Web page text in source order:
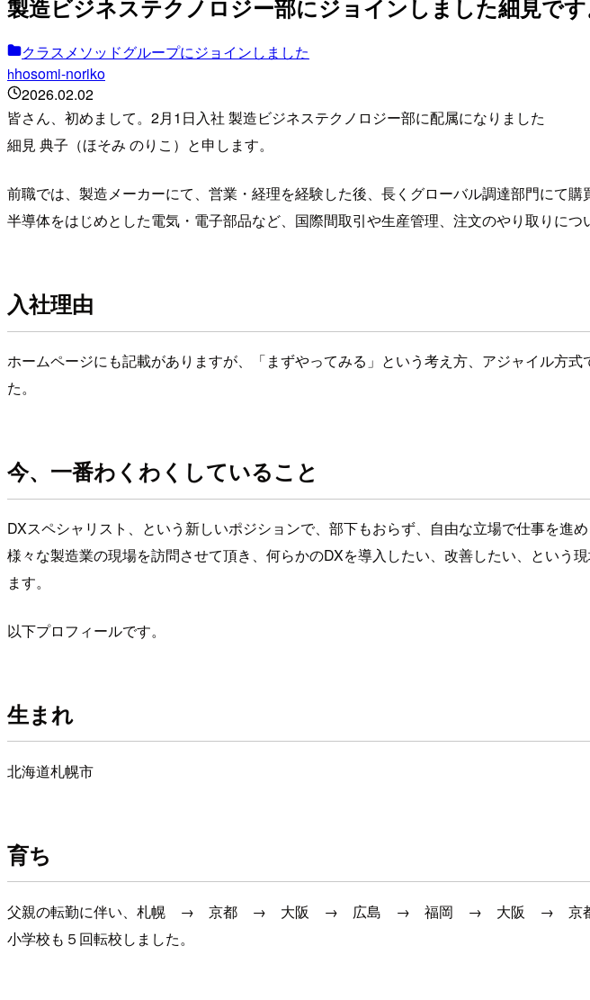
製造ビジネステクノロジー部にジョインしました細見です
クラスメソッドグループにジョインしました
hhosomi-noriko
2026.02.02
皆さん、初めまして。2月1日入社 製造ビジネステクノロジー部に配属になりました
細見 典子（ほそみ のりこ）と申します。
前職では、製造メーカーにて、営業・経理を経験した後、長くグローバル調達部門にて購
半導体をはじめとした電気・電子部品など、国際間取引や生産管理、注文のやり取りに
入社理由
ホームページにも記載がありますが、「まずやってみる」という考え方、アジャイル方
た。
今、一番わくわくしていること
DXスペシャリスト、という新しいポジションで、部下もおらず、自由な立場で仕事を進め
様々な製造業の現場を訪問させて頂き、何らかのDXを導入したい、改善したい、とい
ます。
以下プロフィールです。
生まれ
北海道札幌市
育ち
父親の転勤に伴い、札幌 → 京都 → 大阪 → 広島 → 福岡 → 大阪 → 京都
小学校も５回転校しました。